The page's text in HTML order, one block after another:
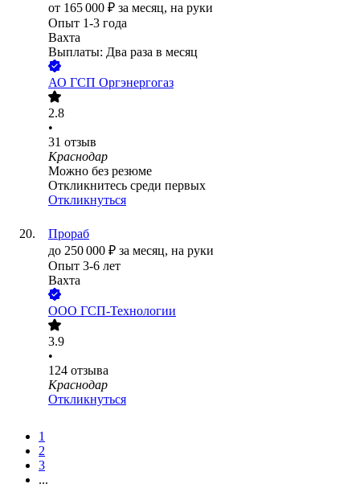
от 165 000 ₽ за месяц, на руки
Опыт 1-3 года
Вахта
Выплаты: Два раза в месяц
АО ГСП Оргэнергогаз
2.8
•
31 отзыв
Краснодар
Можно без резюме
Откликнитесь среди первых
Откликнуться
Прораб
до 250 000 ₽ за месяц, на руки
Опыт 3-6 лет
Вахта
ООО ГСП-Технологии
3.9
•
124 отзыва
Краснодар
Откликнуться
1
2
3
...